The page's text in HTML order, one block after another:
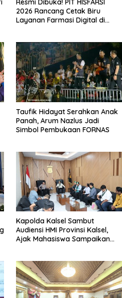
Resmi Dibuka! PIT HISFARSI
2026 Rancang Cetak Biru
Layanan Farmasi Digital di
Taufik Hidayat Serahkan Anak
Panah, Arum Nazlus Jadi
Simbol Pembukaan FORNAS
Kapolda Kalsel Sambut
Audiensi HMI Provinsi Kalsel,
Ajak Mahasiswa Sampaikan